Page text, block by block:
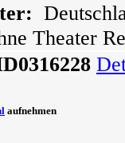
Theater
aufnehmen